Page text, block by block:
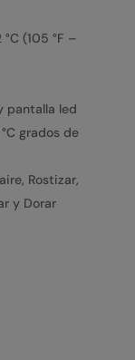
(105 °F –
pantalla led
grados de
Rostizar,
y Dorar